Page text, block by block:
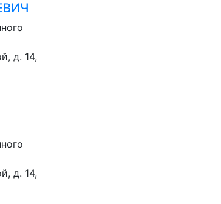
д. 14,
д. 14,